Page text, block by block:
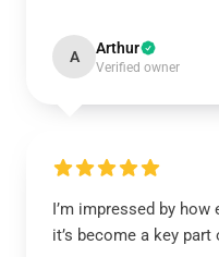
A Arthur
Verified owner
I’m impressed by
it’s become a key